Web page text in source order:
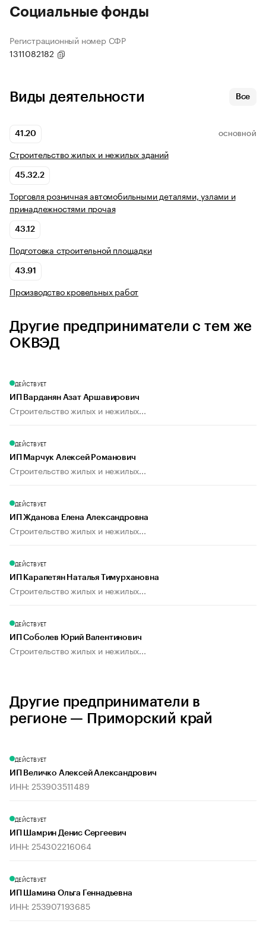
Социальные фонды
Регистрационный номер СФР
1311082182
Виды деятельности Все
41.20 ОСНОВНОЙ
Строительство жилых и нежилых зданий
45.32.2
Торговля розничная автомобильными деталями, узлами и
принадлежностями прочая
43.12
Подготовка строительной площадки
43.91
Производство кровельных работ
Другие предприниматели с тем же
ОКВЭД
ДЕЙСТВУЕТ
ИП Варданян Азат Аршавирович
Строительство жилых и нежилых...
ДЕЙСТВУЕТ
ИП Марчук Алексей Романович
Строительство жилых и нежилых...
ДЕЙСТВУЕТ
ИП Жданова Елена Александровна
Строительство жилых и нежилых...
ДЕЙСТВУЕТ
ИП Карапетян Наталья Тимурхановна
Строительство жилых и нежилых...
ДЕЙСТВУЕТ
ИП Соболев Юрий Валентинович
Строительство жилых и нежилых...
Другие предприниматели в
регионе — Приморский край
ДЕЙСТВУЕТ
ИП Величко Алексей Александрович
ИНН: 253903511489
ДЕЙСТВУЕТ
ИП Шамрин Денис Сергеевич
ИНН: 254302216064
ДЕЙСТВУЕТ
ИП Шамина Ольга Геннадьевна
ИНН: 253907193685